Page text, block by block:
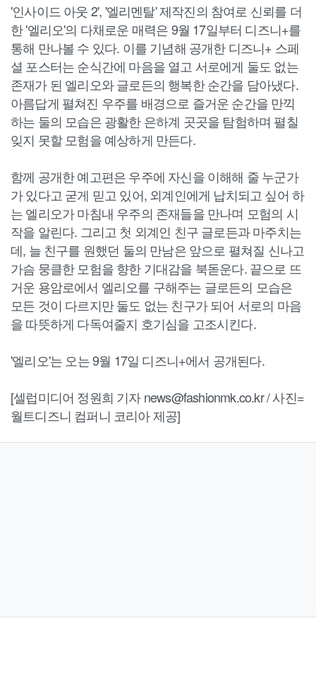
'인사이드 아웃 2', '엘리멘탈' 제작진의 참여로 신뢰를 더
한 '엘리오'의 다채로운 매력은 9월 17일부터 디즈니+를
통해 만나볼 수 있다. 이를 기념해 공개한 디즈니+ 스페
셜 포스터는 순식간에 마음을 열고 서로에게 둘도 없는
존재가 된 엘리오와 글로든의 행복한 순간을 담아냈다.
아름답게 펼쳐진 우주를 배경으로 즐거운 순간을 만끽
하는 둘의 모습은 광활한 은하계 곳곳을 탐험하며 펼칠
잊지 못할 모험을 예상하게 만든다.
함께 공개한 예고편은 우주에 자신을 이해해 줄 누군가
가 있다고 굳게 믿고 있어, 외계인에게 납치되고 싶어 하
는 엘리오가 마침내 우주의 존재들을 만나며 모험의 시
작을 알린다. 그리고 첫 외계인 친구 글로든과 마주치는
데, 늘 친구를 원했던 둘의 만남은 앞으로 펼쳐질 신나고
가슴 뭉클한 모험을 향한 기대감을 북돋운다. 끝으로 뜨
거운 용암로에서 엘리오를 구해주는 글로든의 모습은
모든 것이 다르지만 둘도 없는 친구가 되어 서로의 마음
을 따뜻하게 다독여줄지 호기심을 고조시킨다.
'엘리오'는 오는 9월 17일 디즈니+에서 공개된다.
[셀럽미디어 정원희 기자 news@fashionmk.co.kr / 사진=
월트디즈니 컴퍼니 코리아 제공]